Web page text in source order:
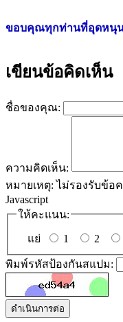
ขอบคุณทุกท่านที่อุดหนุ
เขียนข้อคิดเห็น
ชื่อของคุณ:
ความคิดเห็น:
หมายเหตุ: ไม่รองรับข้อ
Javascript
ให้คะแนน:
แย่ 1 2
พิมพ์รหัสป้องกันสแปม:
ดำเนินการต่อ